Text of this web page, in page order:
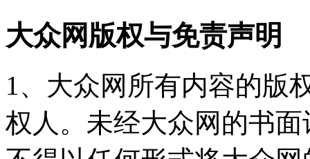
大众网版权与免责声明
1、大众网所有内容的版
权人。未经大众网的书